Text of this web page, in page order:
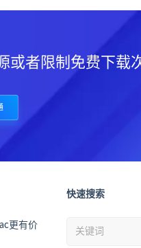
者限制免费下载
更有价
快速搜索